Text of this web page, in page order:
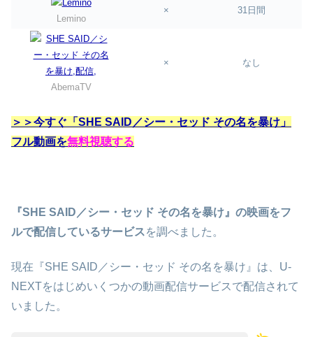
Lemino
× 31日間
AbemaTV
× なし
＞＞今すぐ「SHE SAID／シー・セッド その名を暴け」
フル動画を無料視聴する
『SHE SAID／シー・セッド その名を暴け』の映画をフ
ルで配信しているサービスを調べました。
現在『SHE SAID／シー・セッド その名を暴け』は、U-
NEXTをはじめいくつかの動画配信サービスで配信されて
いました。